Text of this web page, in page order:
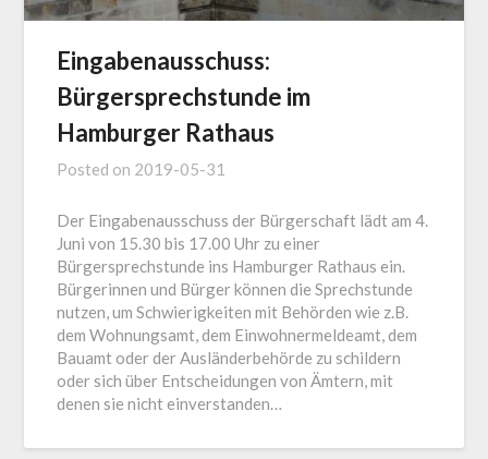
Eingabenausschuss:
Bürgersprechstunde im
Hamburger Rathaus
Posted on 2019-05-31
Der Eingabenausschuss der Bürgerschaft lädt am 4.
Juni von 15.30 bis 17.00 Uhr zu einer
Bürgersprechstunde ins Hamburger Rathaus ein.
Bürgerinnen und Bürger können die Sprechstunde
nutzen, um Schwierigkeiten mit Behörden wie z.B.
dem Wohnungsamt, dem Einwohnermeldeamt, dem
Bauamt oder der Ausländerbehörde zu schildern
oder sich über Entscheidungen von Ämtern, mit
denen sie nicht einverstanden…